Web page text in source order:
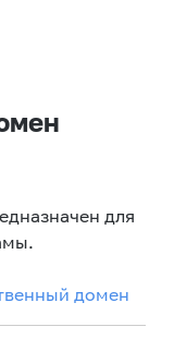
для
домен